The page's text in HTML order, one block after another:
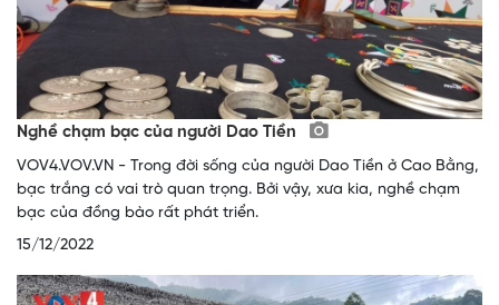
Nghề chạm bạc của người Dao Tiền
VOV4.VOV.VN - Trong đời sống của người Dao Tiền ở Cao Bằng,
bạc trắng có vai trò quan trọng. Bởi vậy, xưa kia, nghề chạm
bạc của đồng bào rất phát triển.
15/12/2022